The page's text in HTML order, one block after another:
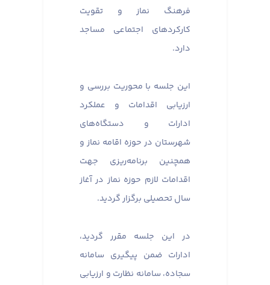
فرهنگ نماز و تقویت
کارکردهای اجتماعی مساجد
دارد.
این جلسه با محوریت بررسی و
ارزیابی اقدامات و عملکرد
ادارات و دستگاه‌های
شهرستان در حوزه اقامه نماز و
همچنین برنامه‌ریزی جهت
اقدامات لازم حوزه نماز در آغاز
سال تحصیلی برگزار گردید.
در این جلسه مقرر گردید،
ادارات ضمن پیگیری سامانه
سجاده، سامانه نظارت و ارزیابی